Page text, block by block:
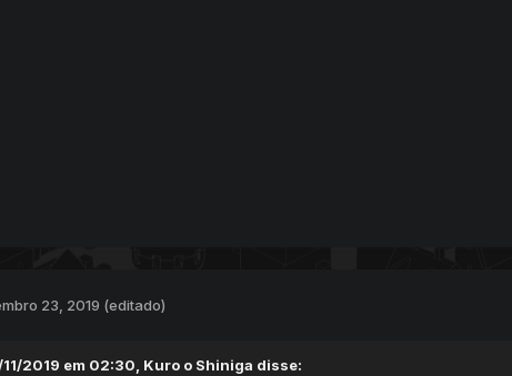
23, 2019 (editado)
11/2019 em 02:30, Kuro o Shiniga disse: